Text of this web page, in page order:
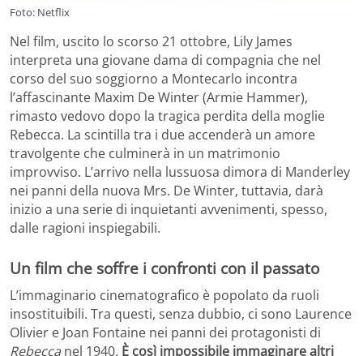
Foto: Netflix
Nel film, uscito lo scorso 21 ottobre, Lily James
interpreta una giovane dama di compagnia che nel
corso del suo soggiorno a Montecarlo incontra
l’affascinante Maxim De Winter (Armie Hammer),
rimasto vedovo dopo la tragica perdita della moglie
Rebecca. La scintilla tra i due accenderà un amore
travolgente che culminerà in un matrimonio
improvviso. L’arrivo nella lussuosa dimora di Manderley
nei panni della nuova Mrs. De Winter, tuttavia, darà
inizio a una serie di inquietanti avvenimenti, spesso,
dalle ragioni inspiegabili.
Un film che soffre i confronti con il passato
L’immaginario cinematografico è popolato da ruoli
insostituibili. Tra questi, senza dubbio, ci sono Laurence
Olivier e Joan Fontaine nei panni dei protagonisti di
Rebecca nel 1940. È così impossibile immaginare altri